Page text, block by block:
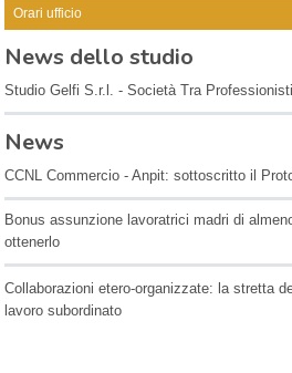
Orari ufficio
News dello studio
Studio Gelfi S.r.l. - Società Tra Professionisti
News
CCNL Commercio - Anpit: sottoscritto il
Bonus assunzione lavoratrici madri di
ottenerlo
Collaborazioni etero-organizzate: la stretta
lavoro subordinato